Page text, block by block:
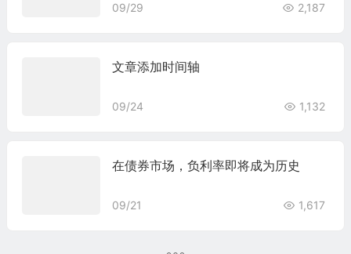
09/29 2,187
文章添加时间轴
09/24 1,132
在债券市场，负利率即将成为历史
09/21 1,617